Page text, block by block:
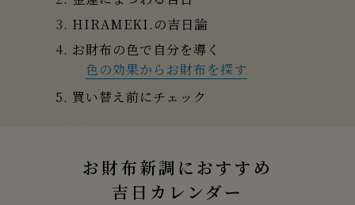
HIRAMEKI.の吉日論
お財布の色で自分を導く
色の効果からお財布を探す
買い替え前にチェック
お財布新調におすすめ
吉日カレンダー